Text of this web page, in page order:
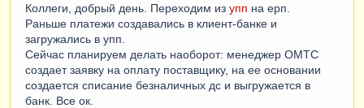
Коллеги, добрый день. Переходим из упп на ерп.
Раньше платежи создавались в клиент-банке и
загружались в упп.
Сейчас планируем делать наоборот: менеджер ОМТС
создает заявку на оплату поставщику, на ее основании
создается списание безналичных дс и выгружается в
банк. Все ок.